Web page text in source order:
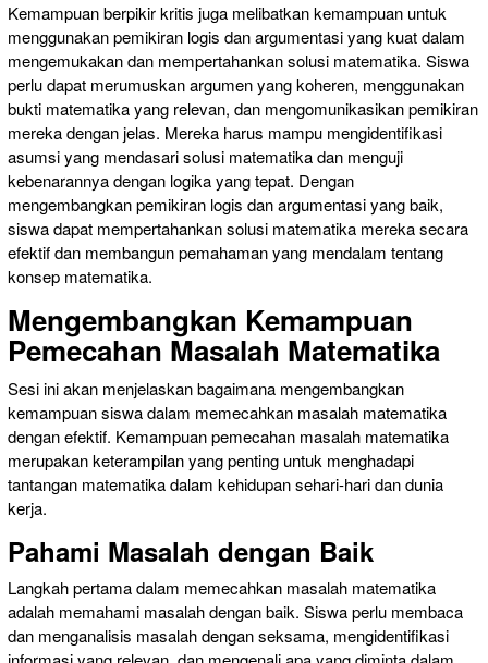
Kemampuan berpikir kritis juga melibatkan kemampuan untuk
menggunakan pemikiran logis dan argumentasi yang kuat dalam
mengemukakan dan mempertahankan solusi matematika. Siswa
perlu dapat merumuskan argumen yang koheren, menggunakan
bukti matematika yang relevan, dan mengomunikasikan pemikiran
mereka dengan jelas. Mereka harus mampu mengidentifikasi
asumsi yang mendasari solusi matematika dan menguji
kebenarannya dengan logika yang tepat. Dengan
mengembangkan pemikiran logis dan argumentasi yang baik,
siswa dapat mempertahankan solusi matematika mereka secara
efektif dan membangun pemahaman yang mendalam tentang
konsep matematika.
Mengembangkan Kemampuan
Pemecahan Masalah Matematika
Sesi ini akan menjelaskan bagaimana mengembangkan
kemampuan siswa dalam memecahkan masalah matematika
dengan efektif. Kemampuan pemecahan masalah matematika
merupakan keterampilan yang penting untuk menghadapi
tantangan matematika dalam kehidupan sehari-hari dan dunia
kerja.
Pahami Masalah dengan Baik
Langkah pertama dalam memecahkan masalah matematika
adalah memahami masalah dengan baik. Siswa perlu membaca
dan menganalisis masalah dengan seksama, mengidentifikasi